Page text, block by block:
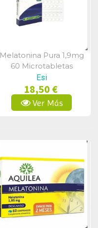
Vista Rápida
Melatonina Pura 1,9mg
60 Microtabletas
Esi
18,50 €
Ver Más